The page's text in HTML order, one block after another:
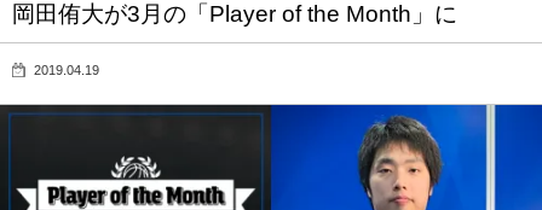
岡田侑大が3月の「Player of the Month」に
2019.04.19